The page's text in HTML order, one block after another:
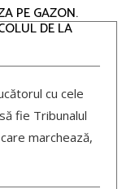
PE GAZON.
DE LA
cu cele
fie Tribunalul
marchează,